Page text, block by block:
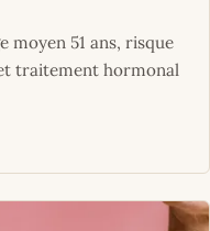
moyen 51 ans, risque
traitement hormonal